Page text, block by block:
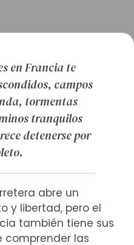
en Francia te
campos
tormentas
tranquilos
detenerse por
abre un
y libertad, pero el
también tiene sus
comprender las